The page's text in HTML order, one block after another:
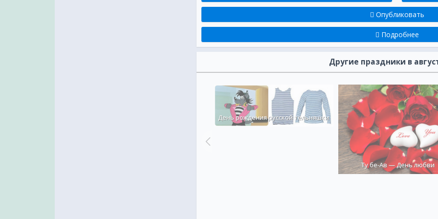
***
Преображенье
Пусть же звучат специально
Все поздравленья
Звонко играют гармони,
Счастье, как спелое яблоко,
***
Преображением своим
Господь всем веру
На добрые дела,
Земных, нас всех
***
Наполнен радостью
Опубликовать
Подробнее
Другие праздники в
День рождения русской тельняшки
Ту бе-Ав — День любви